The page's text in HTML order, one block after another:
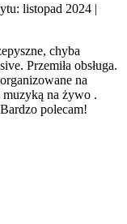
listopad 2024 |
chyba
Przemiła obsługa.
na
muzyką na żywo .
polecam!